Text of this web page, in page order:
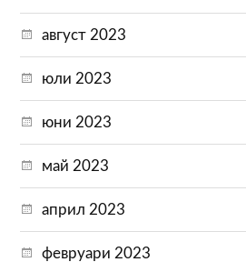
август 2023
юли 2023
юни 2023
май 2023
април 2023
февруари 2023